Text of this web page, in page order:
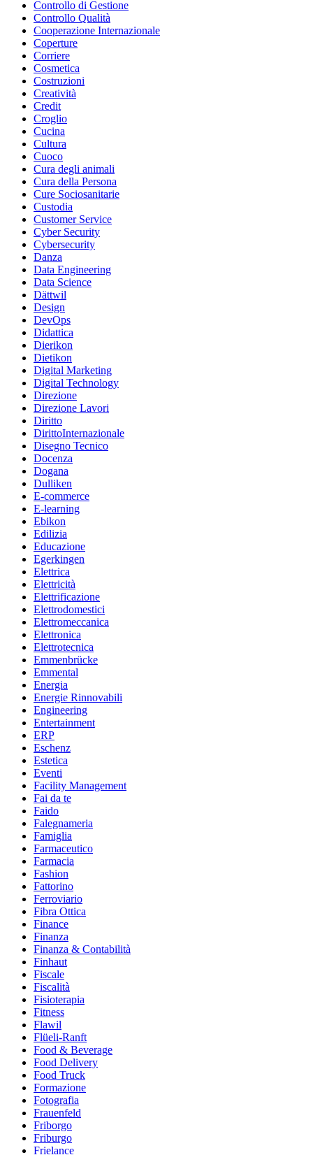
Controllo di Gestione
Controllo Qualità
Cooperazione Internazionale
Coperture
Corriere
Cosmetica
Costruzioni
Creatività
Credit
Croglio
Cucina
Cultura
Cuoco
Cura degli animali
Cura della Persona
Cure Sociosanitarie
Custodia
Customer Service
Cyber Security
Cybersecurity
Danza
Data Engineering
Data Science
Dättwil
Design
DevOps
Didattica
Dierikon
Dietikon
Digital Marketing
Digital Technology
Direzione
Direzione Lavori
Diritto
DirittoInternazionale
Disegno Tecnico
Docenza
Dogana
Dulliken
E-commerce
E-learning
Ebikon
Edilizia
Educazione
Egerkingen
Elettrica
Elettricità
Elettrificazione
Elettrodomestici
Elettromeccanica
Elettronica
Elettrotecnica
Emmenbrücke
Emmental
Energia
Energie Rinnovabili
Engineering
Entertainment
ERP
Eschenz
Estetica
Eventi
Facility Management
Fai da te
Faido
Falegnameria
Famiglia
Farmaceutico
Farmacia
Fashion
Fattorino
Ferroviario
Fibra Ottica
Finance
Finanza
Finanza & Contabilità
Finhaut
Fiscale
Fiscalità
Fisioterapia
Fitness
Flawil
Flüeli-Ranft
Food & Beverage
Food Delivery
Food Truck
Formazione
Fotografia
Frauenfeld
Friborgo
Friburgo
Frielance